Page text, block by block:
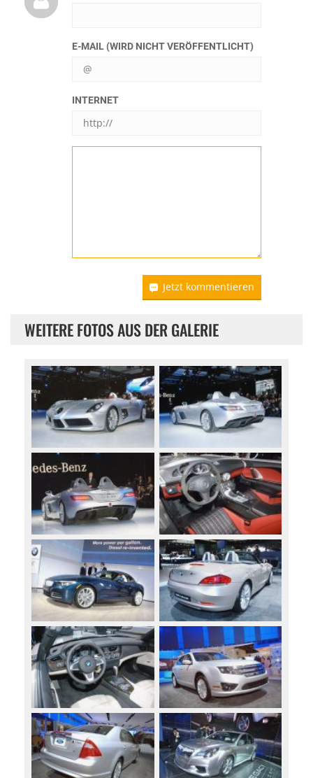
E-MAIL (WIRD NICHT VERÖFFENTLICHT)
INTERNET
Jetzt kommentieren
WEITERE FOTOS AUS DER GALERIE